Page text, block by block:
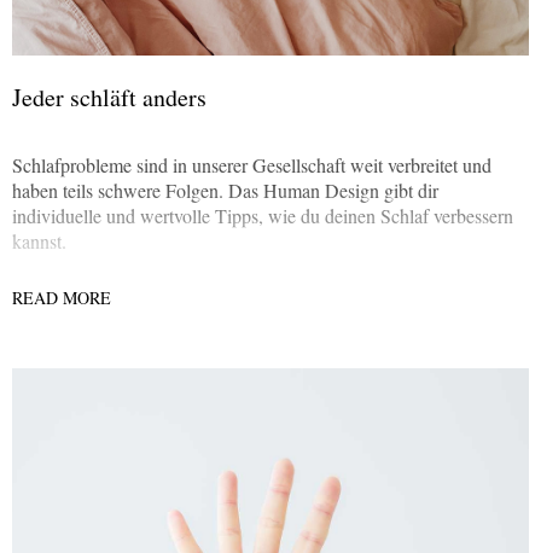
Jeder schläft anders
Schlafprobleme sind in unserer Gesellschaft weit verbreitet und
haben teils schwere Folgen. Das Human Design gibt dir
individuelle und wertvolle Tipps, wie du deinen Schlaf verbessern
kannst.
READ MORE